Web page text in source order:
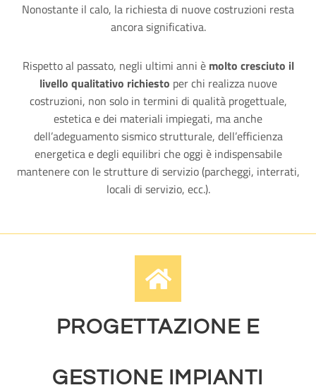
Nonostante il calo, la richiesta di nuove costruzioni resta
ancora significativa.
Rispetto al passato, negli ultimi anni è molto cresciuto il
livello qualitativo richiesto per chi realizza nuove
costruzioni, non solo in termini di qualità progettuale,
estetica e dei materiali impiegati, ma anche
dell’adeguamento sismico strutturale, dell’efficienza
energetica e degli equilibri che oggi è indispensabile
mantenere con le strutture di servizio (parcheggi, interrati,
locali di servizio, ecc.).
PROGETTAZIONE E
GESTIONE IMPIANTI